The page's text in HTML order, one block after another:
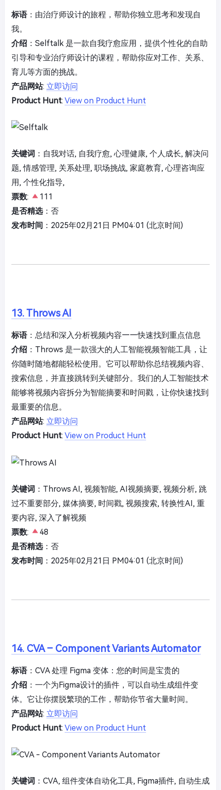
标语：由治疗师设计的旅程，帮助你独立思考和发现自
我。
介绍 ：Selftalk 是一款自我疗愈应用，提供个性化的自助
引导和专业治疗师设计的课程，帮助你应对工作、关系、
育儿等方面的挑战。
产品网站: 立即访问
Product Hunt: View on Product Hunt
关键词 ：自我对话, 自我疗愈, 心理健康, 个人成长, 解决问
题, 情感管理, 关系处理, 职场挑战, 家庭教育, 心理咨询应
用, 个性化指导,
票数:
111
是否精选：否
发布时间 ：2025年02月21日 PM04:01 (北京时间)
13. Throws AI
标语：总结和深入分析视频内容——快速找到重点信息
介绍 ：Throws 是一款强大的人工智能视频智能工具，让
你随时随地都能轻松使用。它可以帮助你总结视频内容、
搜索信息，并直接跳转到关键部分。我们的人工智能技术
能够将视频内容拆分为智能摘要和时间戳，让你快速找到
最重要的信息。
产品网站: 立即访问
Product Hunt: View on Product Hunt
关键词 ：Throws AI, 视频智能, AI视频摘要, 视频分析, 跳
过不重要部分, 媒体摘要, 时间戳, 视频搜索, 转换性AI, 重
要内容, 深入了解视频
票数:
48
是否精选：否
发布时间 ：2025年02月21日 PM04:01 (北京时间)
14. CVA – Component Variants Automator
标语：CVA 处理 Figma 变体：您的时间是宝贵的
介绍 ：一个为Figma设计的插件，可以自动生成组件变
体。它让你摆脱繁琐的工作，帮助你节省大量时间。
产品网站: 立即访问
Product Hunt: View on Product Hunt
关键词 ：CVA, 组件变体自动化工具, Figma插件, 自动生成